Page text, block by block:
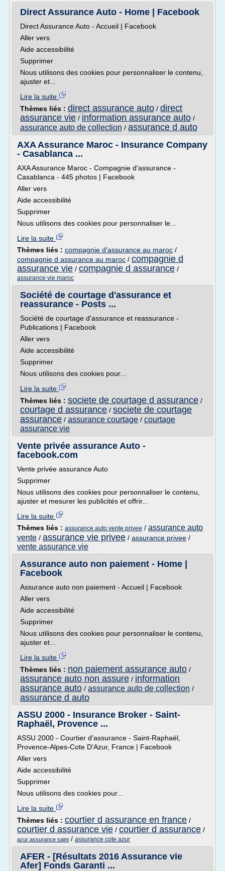
Direct Assurance Auto - Home | Facebook
Direct Assurance Auto - Accueil | Facebook
Aller vers
Aide accessibilité
Supprimer
Nous utilisons des cookies pour personnaliser le contenu,
ajuster et...
Lire la suite
Thèmes liés : direct assurance auto / direct
assurance vie / information assurance auto /
assurance auto de collection / assurance d auto
AXA Assurance Maroc - Insurance Company
- Casablanca ...
AXA Assurance Maroc - Compagnie d'assurance -
Casablanca - 445 photos | Facebook
Aller vers
Aide accessibilité
Supprimer
Nous utilisons des cookies pour personnaliser le...
Lire la suite
Thèmes liés : compagnie d'assurance au maroc /
compagnie d assurance au maroc / compagnie d
assurance vie / compagnie d assurance /
assurance vie maroc
Société de courtage d'assurance et
reassurance - Posts ...
Société de courtage d'assurance et reassurance -
Publications | Facebook
Aller vers
Aide accessibilité
Supprimer
Nous utilisons des cookies pour...
Lire la suite
Thèmes liés : societe de courtage d assurance /
courtage d assurance / societe de courtage
assurance / assurance courtage / courtage
assurance vie
Vente privée assurance Auto -
facebook.com
Vente privée assurance Auto
Supprimer
Nous utilisons des cookies pour personnaliser le contenu,
ajuster et mesurer les publicités et offrir...
Lire la suite
Thèmes liés : assurance auto vente privee / assurance auto
vente / assurance vie privee / assurance privee /
vente assurance vie
Assurance auto non paiement - Home |
Facebook
Assurance auto non paiement - Accueil | Facebook
Aller vers
Aide accessibilité
Supprimer
Nous utilisons des cookies pour personnaliser le contenu,
ajuster et...
Lire la suite
Thèmes liés : non paiement assurance auto /
assurance auto non assure / information
assurance auto / assurance auto de collection /
assurance d auto
ASSU 2000 - Insurance Broker - Saint-
Raphaël, Provence ...
ASSU 2000 - Courtier d'assurance - Saint-Raphaël,
Provence-Alpes-Cote D'Azur, France | Facebook
Aller vers
Aide accessibilité
Supprimer
Nous utilisons des cookies pour...
Lire la suite
Thèmes liés : courtier d assurance en france /
courtier d assurance vie / courtier d assurance /
azur assurance saint / assurance cote azur
AFER - [Résultats 2016 Assurance vie
Afer] Fonds Garanti ...